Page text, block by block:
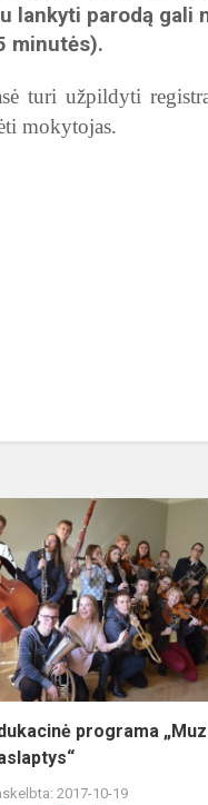
lankyti parodą gali
minutės).
turi užpildyti
mokytojas.
programa
2017-10-19